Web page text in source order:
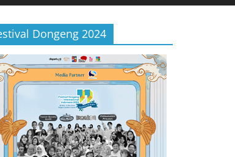
Dongeng 2024